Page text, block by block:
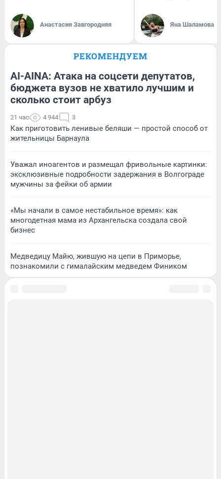
Анастасия Завгородняя Яна Шаламова
РЕКОМЕНДУЕМ
AI-AINA: Атака на соцсети депутатов,
бюджета вузов не хватило лучшим и
сколько стоит арбуз
21 час 4 944 3
Как приготовить ленивые беляши — простой способ от
жительницы Барнаула
Уважал иноагентов и размещал фривольные картинки:
эксклюзивные подробности задержания в Волгограде
мужчины за фейки об армии
«Мы начали в самое нестабильное время»: как
многодетная мама из Архангельска создала свой
бизнес
Медведицу Майю, жившую на цепи в Приморье,
познакомили с гималайским медведем Фиником